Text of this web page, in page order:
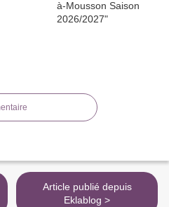
Article publié depuis
Eklablog >